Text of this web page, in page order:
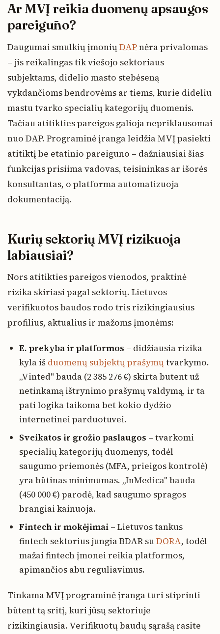
Ar MVĮ reikia duomenų apsaugos
pareigūno?
Daugumai smulkių įmoniųDAPnėra privalomas
– jis reikalingas tik viešojo sektoriaus
subjektams, didelio masto stebėseną
vykdančioms bendrovėms ar tiems, kurie dideliu
mastu tvarko specialių kategorijų duomenis.
Tačiau atitikties pareigos galioja nepriklausomai
nuo DAP. Programinė įranga leidžia MVĮ pasiekti
atitiktį be etatinio pareigūno – dažniausiai šias
funkcijas prisiima vadovas, teisininkas ar išorės
konsultantas, o platforma automatizuoja
dokumentaciją.
Kurių sektorių MVĮ rizikuoja
labiausiai?
Nors atitikties pareigos vienodos, praktinė
rizika skiriasi pagal sektorių. Lietuvos
verifikuotos baudos rodo tris rizikingiausius
profilius, aktualius ir mažoms įmonėms:
E. prekyba ir platformos – didžiausia rizika
kyla iš duomenų subjektų prašymųtvarkymo.
„Vinted" bauda (2 385 276 €) skirta būtent už
netinkamą ištrynimo prašymų valdymą, ir ta
pati logika taikoma bet kokio dydžio
internetinei parduotuvei.
Sveikatos ir grožio paslaugos – tvarkomi
specialių kategorijų duomenys, todėl
saugumo priemonės (MFA, prieigos kontrolė)
yra būtinas minimumas. „InMedica" bauda
(450 000 €) parodė, kad saugumo spragos
brangiai kainuoja.
Fintech ir mokėjimai – Lietuvos tankus
fintech sektorius jungia BDAR suDORA, todėl
mažai fintech įmonei reikia platformos,
apimančios abu reguliavimus.
Tinkama MVĮ programinė įranga turi stiprinti
būtent tą sritį, kuri jūsų sektoriuje
rizikingiausia. Verifikuotų baudų sąrašą rasite